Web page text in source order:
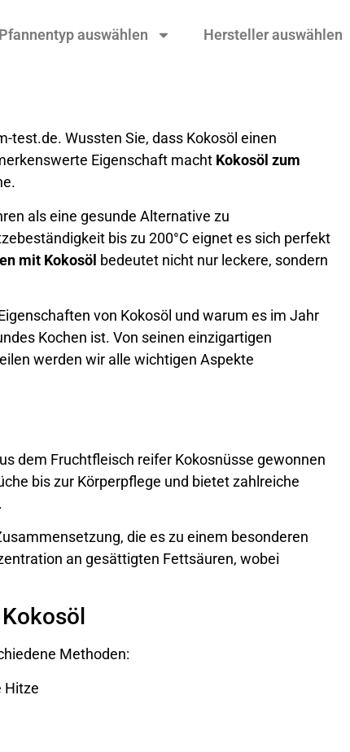
Pfannentyp auswählen Hersteller auswählen
test.de. Wussten Sie, dass Kokosöl einen
Eigenschaft macht Kokosöl zum
als eine gesunde Alternative zu
bis zu 200°C eignet es sich perfekt
mit Kokosöl bedeutet nicht nur leckere, sondern
von Kokosöl und warum es im Jahr
Kochen ist. Von seinen einzigartigen
werden wir alle wichtigen Aspekte
dem Fruchtfleisch reifer Kokosnüsse gewonnen
bis zur Körperpflege und bietet zahlreiche
die es zu einem besonderen
an gesättigten Fettsäuren, wobei
Methoden:
Hitze